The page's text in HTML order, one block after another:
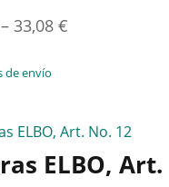
– 33,08 €
de envío
ELBO,